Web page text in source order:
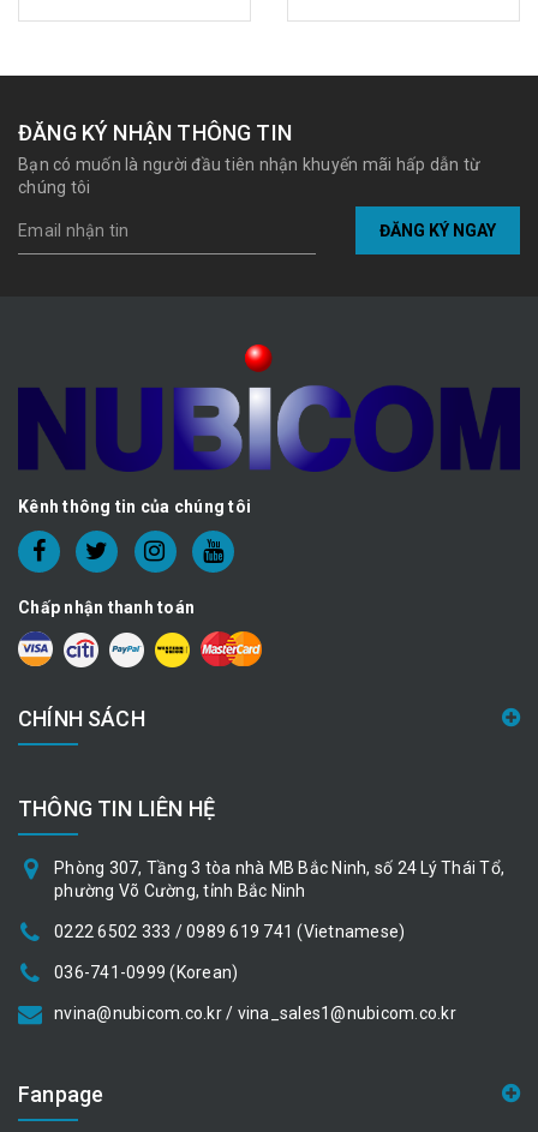
ĐĂNG KÝ NHẬN THÔNG TIN
Bạn có muốn là người đầu tiên nhận khuyến mãi hấp dẫn từ
chúng tôi
ĐĂNG KÝ NGAY
Kênh thông tin của chúng tôi
Chấp nhận thanh toán
CHÍNH SÁCH
THÔNG TIN LIÊN HỆ
Phòng 307, Tầng 3 tòa nhà MB Bắc Ninh, số 24 Lý Thái Tổ,
phường Võ Cường, tỉnh Bắc Ninh
0222 6502 333 / 0989 619 741 (Vietnamese)
036-741-0999 (Korean)
nvina@nubicom.co.kr / vina_sales1@nubicom.co.kr
Fanpage